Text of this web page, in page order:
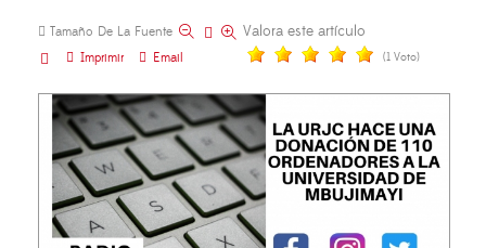
Tamaño De La Fuente
Imprimir
Email
Valora este artículo
(1 Voto)